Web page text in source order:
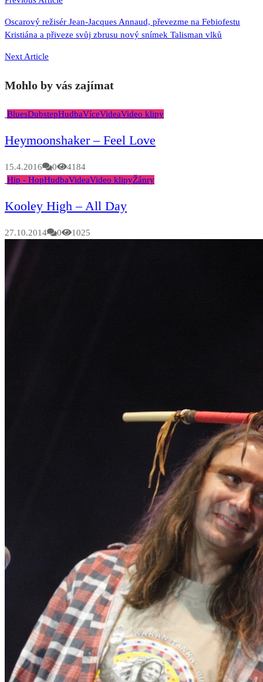
Oscarový režisér Jean-Jacques Annaud, převezme na Febiofestu
Kristiána a přiveze svůj zbrusu nový snímek Talisman vlků
Next Article
Mohlo by vás zajímat
BluesDubstepHudbaVíceVideaVideo klipy
Heymoonshaker – Feel Love
15.4.2016 0
4184
Hip - HopHudbaVideaVideo klipyŽánry
Kooley High – All Day
27.10.2014 0 1025